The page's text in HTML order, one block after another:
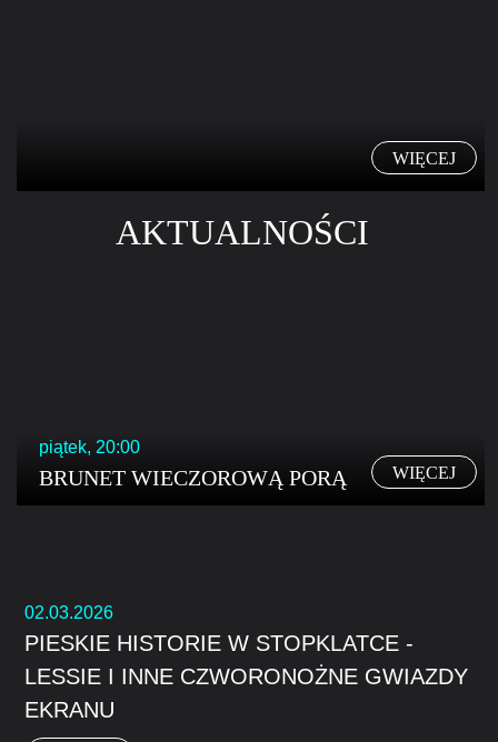
WIĘCEJ
piątek, 20:00
BRUNET WIECZOROWĄ PORĄ WIĘCEJ
AKTUALNOŚCI
02.03.2026
PIESKIE HISTORIE W STOPKLATCE -
LESSIE I INNE CZWORONOŻNE GWIAZDY
EKRANU